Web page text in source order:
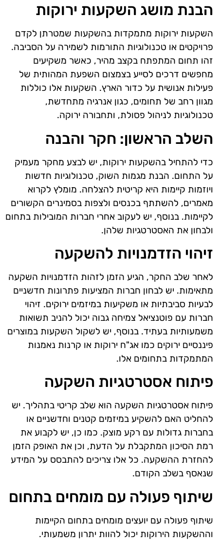
הבנת מושג השקעות ירוקות
השקעות ירוקות מתמקדות בהשקעות שמטרתן לקדם
פרויקטים או טכנולוגיות התורמות לשמירה על הסביבה.
זהו תחום המתפתח בקצב מהיר, כאשר משקיעים
מחפשים דרכים לסייע בצמצום השפעת המהותית של
פעילות אנושית על כדור הארץ. השקעות אלו כוללות
מגוון רחב של תחומים, כגון אנרגיה מתחדשת,
טכנולוגיות לניהול פסולת, ותחבורה ירוקה.
השלב הראשון: חקר והבנה
כדי להתחיל בהשקעות ירוקות, יש לבצע מחקר מעמיק
על התחום. הבנת מגמות השוק, טכנולוגיות חדשות
ויוזמות קיימות היא קריטית להצלחה. מומלץ לקרוא
מאמרים, להשתתף בכנסים ולצפות בסמינרים הקשורים
לקיימות. בנוסף, יש לעקוב אחרי חברות המובילות בתחום
ולבחון את האסטרטגיות שלהן.
זיהוי הזדמנויות להשקעה
לאחר שלב החקר, הגיע הזמן לזהות הזדמנויות השקעה
מתאימות. יש לבחון חברות המציעות פתרונות חדשניים
לבעיות סביבתיות או משקיעות במיזמים ירוקים. זיהוי
חברות עם פוטנציאל צמיחה גבוה יכול להניב תשואות
משמעותיות בעתיד. בנוסף, יש לשקול השקעות במוצרים
פיננסיים ירוקים כמו אג"ח ירוקות או קרנות נאמנות
המתמקדות בתחומים אלו.
פיתוח אסטרטגיות השקעה
פיתוח אסטרטגיות השקעה הוא שלב קריטי בתהליך. יש
להחליט האם להשקיע במיזמים קטנים וחדשניים או
בחברות גדולות עם רקע מוצק. כמו כן, יש לקבוע את
רמת הסיכון המתקבלת על הדעת, וכן את האופק הזמן
להחזרת ההשקעה. כל אלו צריכים להתבסס על המידע
שנאסף בשלב הקודם.
שיתוף פעולה עם מומחים בתחום
שיתוף פעולה עם יועצים מומחים בתחום הקיימות
וההשקעות הירוקות יכול להוות יתרון משמעותי.